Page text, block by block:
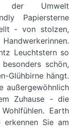
der Umwelt
Papiersterne
- von stolzen,
Leuchtstern so
schön,
Glühbirne hängt.
außergewöhnlich
Zuhause - die
Earth
Sie am